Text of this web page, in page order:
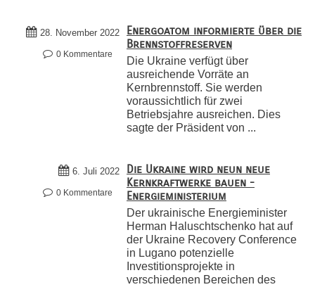
28. November 2022
0 Kommentare
Energoatom informierte über die
Brennstoffreserven
Die Ukraine verfügt über
ausreichende Vorräte an
Kernbrennstoff. Sie werden
voraussichtlich für zwei
Betriebsjahre ausreichen. Dies
sagte der Präsident von ...
6. Juli 2022
0 Kommentare
Die Ukraine wird neun neue
Kernkraftwerke bauen -
Energieministerium
Der ukrainische Energieminister
Herman Haluschtschenko hat auf
der Ukraine Recovery Conference
in Lugano potenzielle
Investitionsprojekte in
verschiedenen Bereichen des